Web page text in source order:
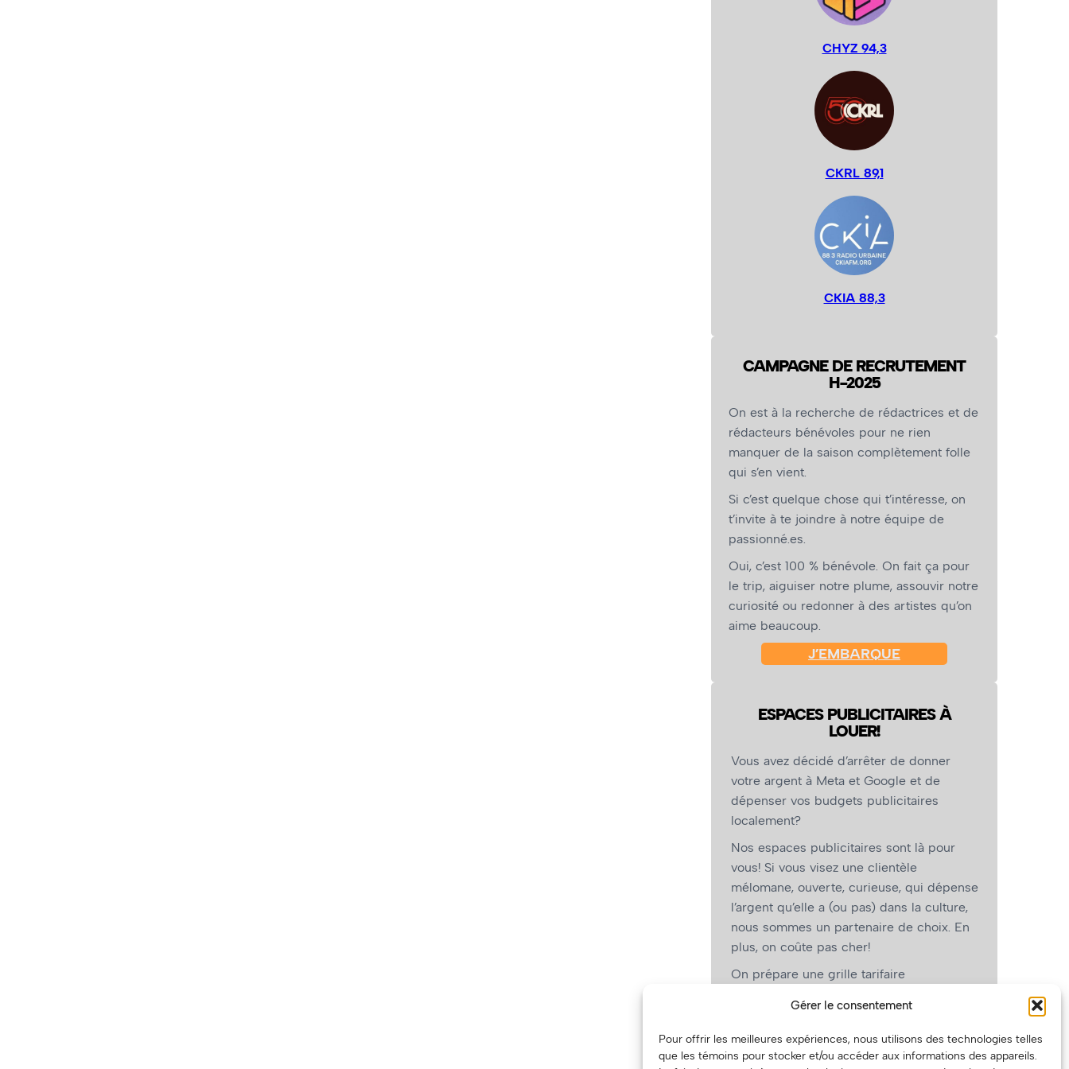
Gérer le consentement
Pour offrir les meilleures expériences, nous utilisons des technologies telles
que les témoins pour stocker et/ou accéder aux informations des appareils.
CHYZ 94,3
CKRL 89,1
CKIA 88,3
CAMPAGNE DE RECRUTEMENT
H-2025
On est à la recherche de rédactrices et de
rédacteurs bénévoles pour ne rien
manquer de la saison complètement folle
qui s’en vient.
Si c’est quelque chose qui t’intéresse, on
t’invite à te joindre à notre équipe de
passionné.es.
Oui, c’est 100 % bénévole. On fait ça pour
le trip, aiguiser notre plume, assouvir notre
curiosité ou redonner à des artistes qu’on
aime beaucoup.
J’EMBARQUE
ESPACES PUBLICITAIRES À
LOUER!
Vous avez décidé d’arrêter de donner
votre argent à Meta et Google et de
dépenser vos budgets publicitaires
localement?
Nos espaces publicitaires sont là pour
vous! Si vous visez une clientèle
mélomane, ouverte, curieuse, qui dépense
l’argent qu’elle a (ou pas) dans la culture,
nous sommes un partenaire de choix. En
plus, on coûte pas cher!
On prépare une grille tarifaire
vous, les artistes!)